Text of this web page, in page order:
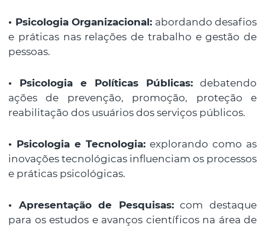
• Psicologia Organizacional: abordando desafios
e práticas nas relações de trabalho e gestão de
pessoas.
• Psicologia e Políticas Públicas: debatendo
ações de prevenção, promoção, proteção e
reabilitação dos usuários dos serviços públicos.
• Psicologia e Tecnologia: explorando como as
inovações tecnológicas influenciam os processos
e práticas psicológicas.
• Apresentação de Pesquisas:com destaque
para os estudos e avanços científicos na área de